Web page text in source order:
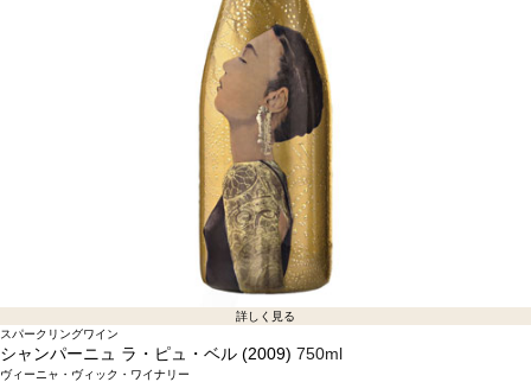
詳しく見る
スパークリングワイン
シャンパーニュ ラ・ピュ・ベル (2009) 750ml
ヴィーニャ・ヴィック・ワイナリー